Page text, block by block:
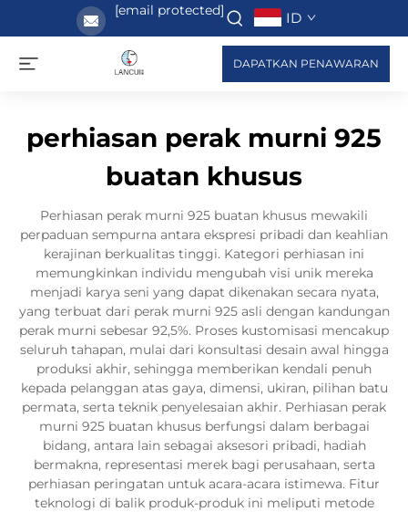
[email protected] ID
DAPATKAN PENAWARAN
perhiasan perak murni 925
buatan khusus
Perhiasan perak murni 925 buatan khusus mewakili
perpaduan sempurna antara ekspresi pribadi dan keahlian
kerajinan berkualitas tinggi. Kategori perhiasan ini
memungkinkan individu mengubah visi unik mereka
menjadi karya seni yang dapat dikenakan secara nyata,
yang terbuat dari perak murni 925 asli dengan kandungan
perak murni sebesar 92,5%. Proses kustomisasi mencakup
seluruh tahapan, mulai dari konsultasi desain awal hingga
produksi akhir, sehingga memberikan kendali penuh
kepada pelanggan atas gaya, dimensi, ukiran, pilihan batu
permata, serta teknik penyelesaian akhir. Perhiasan perak
murni 925 buatan khusus berfungsi dalam berbagai
bidang, antara lain sebagai aksesori pribadi, hadiah
bermakna, representasi merek bagi perusahaan, serta
perhiasan peringatan untuk acara-acara istimewa. Fitur
teknologi di balik produk-produk ini meliputi metode